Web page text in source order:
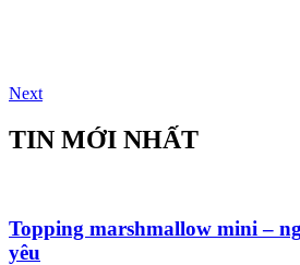
Next
TIN MỚI NHẤT
Topping marshmallow mini –
yêu